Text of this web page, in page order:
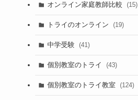
オンライン家庭教師比較 (15)
トライのオンライン (19)
中学受験 (41)
個別教室のトライ (43)
個別教室のトライ教室 (124)